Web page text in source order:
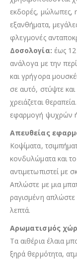
εκδορές, μώλωπες,
εξανθήματα,
φλεγμονές
Δοσολογία: έως
ανάλογα με την
και γρήγορα
σε αυτό, στύψτε
χρειάζεται
εφαρμογή ψυχρών
Απευθείας
Κοψίματα,
κονδυλώματα και
αντιμετωπιστεί με
Απλώστε με μια
ραγισμένη απλώστε
λεπτά.
Αρωματισμός
Τα αιθέρια έλαια
ξηρά θερμότητα,